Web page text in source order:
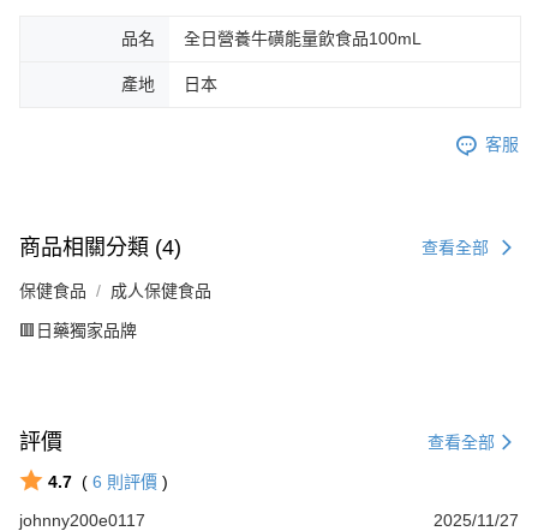
品名 全日營養牛磺能量飲食品100mL
產地 日本
客服
商品相關分類 (4) 查看全部
保健食品 成人保健食品
🟥日藥獨家品牌
評價 查看全部
4.7 ( 6 則評價 )
johnny200e0117
2025/11/27